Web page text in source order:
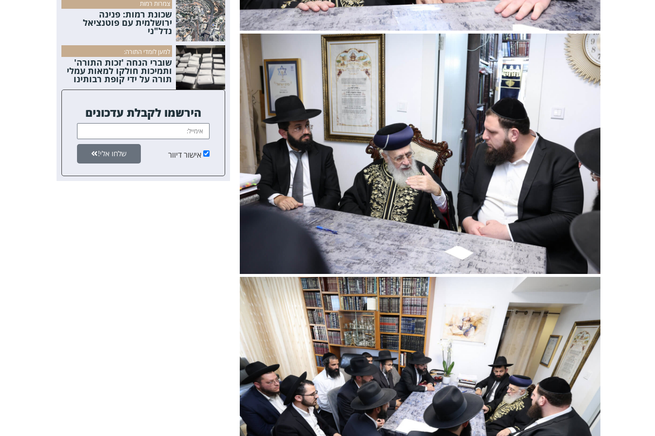
צמרות רמות
שכונת רמות: פנינה
ירושלמית עם פוטנציאל
נדל"ני
למען לומדי התורה:
שוברי הנחה 'זכות התורה'
ותמיכות חולקו למאות עמלי
תורה על ידי קופת רבותינו
הירשמו לקבלת עדכונים
אישור דיוור שלחו אלי!